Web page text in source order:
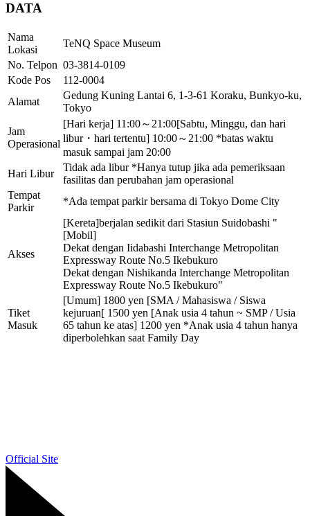
DATA
Nama
Lokasi
TeNQ Space Museum
No. Telpon 03-3814-0109
Kode Pos
112-0004
Alamat
Gedung Kuning Lantai 6, 1-3-61 Koraku, Bunkyo-ku,
Tokyo
Jam
Operasional
[Hari kerja] 11:00～21:00[Sabtu, Minggu, dan hari
libur・hari tertentu] 10:00～21:00 *batas waktu
masuk sampai jam 20:00
Hari Libur
Tidak ada libur *Hanya tutup jika ada pemeriksaan
fasilitas dan perubahan jam operasional
Tempat
Parkir
*Ada tempat parkir bersama di Tokyo Dome City
Akses
[Kereta]berjalan sedikit dari Stasiun Suidobashi "
[Mobil]
Dekat dengan Iidabashi Interchange Metropolitan
Expressway Route No.5 Ikebukuro
Dekat dengan Nishikanda Interchange Metropolitan
Expressway Route No.5 Ikebukuro"
Tiket
Masuk
[Umum] 1800 yen [SMA / Mahasiswa / Siswa
kejuruan[ 1500 yen [Anak usia 4 tahun ~ SMP / Usia
65 tahun ke atas] 1200 yen *Anak usia 4 tahun hanya
diperbolehkan saat Family Day
Official Site